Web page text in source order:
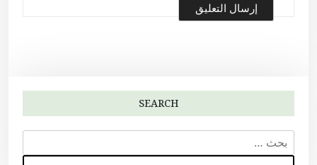
SEARCH
ل